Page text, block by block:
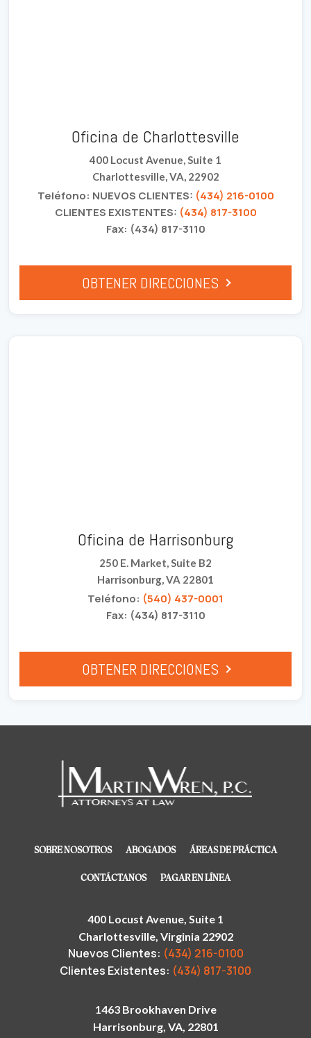
Oficina de Charlottesville
400 Locust Avenue, Suite 1
Charlottesville, VA, 22902
Teléfono: NUEVOS CLIENTES: (434) 216-0100
CLIENTES EXISTENTES: (434) 817-3100
Fax: (434) 817-3110
OBTENER DIRECCIONES
Oficina de Harrisonburg
250 E. Market, Suite B2
Harrisonburg, VA 22801
Teléfono: (540) 437-0001
Fax: (434) 817-3110
OBTENER DIRECCIONES
SOBRE NOSOTROS ABOGADOS ÁREAS DE PRÁCTICA
CONTÁCTANOS PAGAR EN LÍNEA
400 Locust Avenue, Suite 1
Charlottesville, Virginia 22902
Nuevos Clientes: (434) 216-0100
Clientes Existentes: (434) 817-3100
1463 Brookhaven Drive
Harrisonburg, VA, 22801